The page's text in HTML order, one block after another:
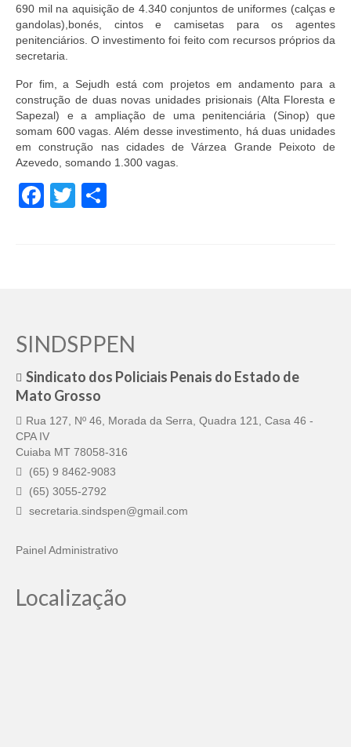
690 mil na aquisição de 4.340 conjuntos de uniformes (calças e
gandolas),bonés, cintos e camisetas para os agentes
penitenciários. O investimento foi feito com recursos próprios da
secretaria.
Por fim, a Sejudh está com projetos em andamento para a
construção de duas novas unidades prisionais (Alta Floresta e
Sapezal) e a ampliação de uma penitenciária (Sinop) que
somam 600 vagas. Além desse investimento, há duas unidades
em construção nas cidades de Várzea Grande Peixoto de
Azevedo, somando 1.300 vagas.
Facebook
Twitter
SINDSPPEN
Sindicato dos Policiais Penais do Estado de
Mato Grosso
Rua 127, Nº 46, Morada da Serra, Quadra 121, Casa 46 -
CPA IV
Cuiaba MT 78058-316
(65) 9 8462-9083
(65) 3055-2792
secretaria.sindspen@gmail.com
Painel Administrativo
Localização